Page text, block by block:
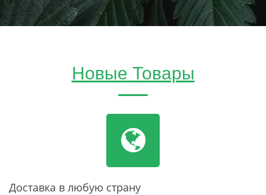
Новые Товары
Доставка в любую страну